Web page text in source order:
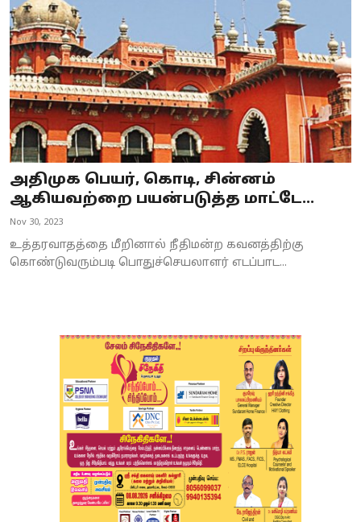
அதிமுக பெயர், கொடி, சின்னம்
ஆகியவற்றை பயன்படுத்த மாட்டே...
Nov 30, 2023
உத்தரவாதத்தை மீறினால் நீதிமன்ற கவனத்திற்கு
கொண்டுவரும்படி பொதுச்செயலாளர் எடப்பாட...